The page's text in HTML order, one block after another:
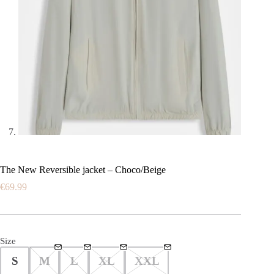
The New Reversible jacket – Choco/Beige
€69.99
Size
S M L XL XXL